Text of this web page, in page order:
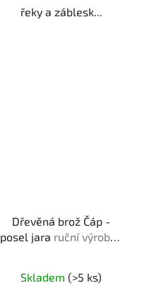
řeky a záblesk...
Dřevěná brož Čáp -
posel jara ruční výroba |
Skladem (>5 ks)